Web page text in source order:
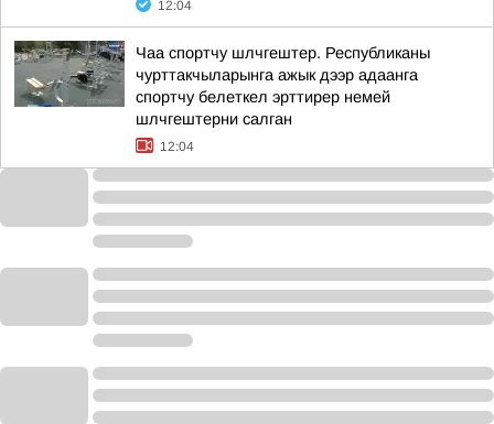
12:04
Чаа спортчу шлчгештер. Республиканы
чурттакчыларынга ажык дээр адаанга
спортчу белеткел эрттирер немей
шлчгештерни салган
12:04